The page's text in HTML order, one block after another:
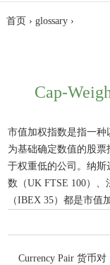
首页 › glossary ›
Cap-
市值加权指数是指一
为基础确定数值的股
于权重低的公司。纳斯
数（UK FTSE 100）
（IBEX 35）都是市值
Currency Pair 货币对